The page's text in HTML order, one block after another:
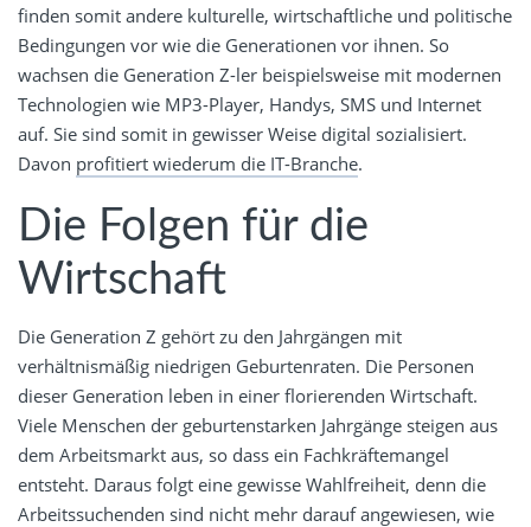
finden somit andere kulturelle, wirtschaftliche und politische
Bedingungen vor wie die Generationen vor ihnen. So
wachsen die Generation Z-ler beispielsweise mit modernen
Technologien wie MP3-Player, Handys, SMS und Internet
auf. Sie sind somit in gewisser Weise digital sozialisiert.
Davon profitiert wiederum die IT-Branche.
Die Folgen für die
Wirtschaft
Die Generation Z gehört zu den Jahrgängen mit
verhältnismäßig niedrigen Geburtenraten. Die Personen
dieser Generation leben in einer florierenden Wirtschaft.
Viele Menschen der geburtenstarken Jahrgänge steigen aus
dem Arbeitsmarkt aus, so dass ein Fachkräftemangel
entsteht. Daraus folgt eine gewisse Wahlfreiheit, denn die
Arbeitssuchenden sind nicht mehr darauf angewiesen, wie